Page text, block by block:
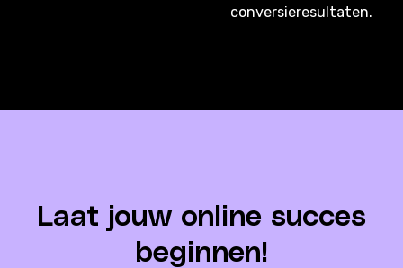
conversieresultaten.
Laat jouw online succes
beginnen!